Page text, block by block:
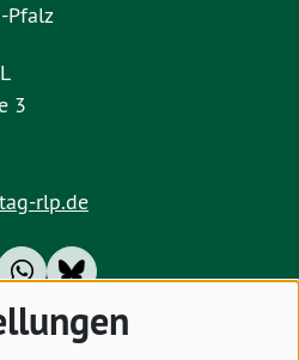
Pfalz
3
rlp.de
Cookies